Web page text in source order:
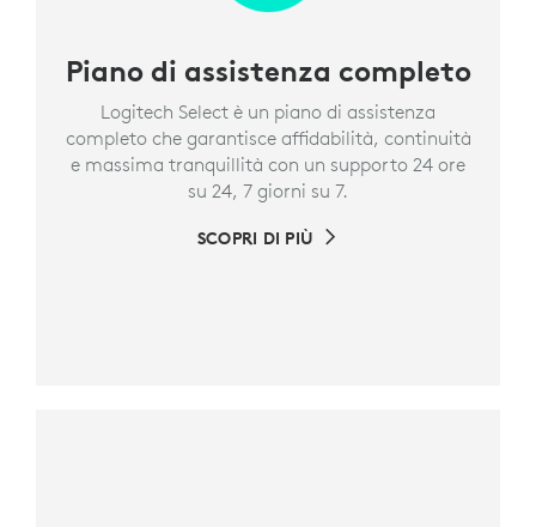
Piano di assistenza completo
Logitech Select è un piano di assistenza
completo che garantisce affidabilità, continuità
e massima tranquillità con un supporto 24 ore
su 24, 7 giorni su 7.
SCOPRI DI PIÙ